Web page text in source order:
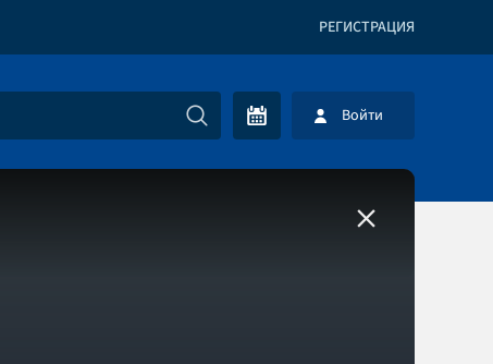
РЕГИСТРАЦИЯ
Войти